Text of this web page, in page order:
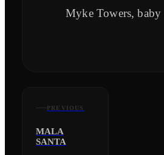
Myke Towers, baby
PREVIOUS
MALA
SANTA